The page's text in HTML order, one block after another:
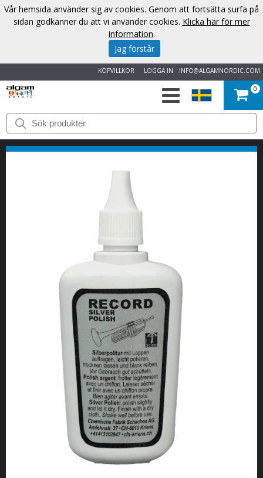
INFO@ALGAMNORDIC.COM
LOGGA IN
KÖPVILLKOR
START
VARUMÄRKEN
KONTAKT
0
Vår hemsida använder sig av cookies. Genom att fortsätta surfa på
sidan godkänner du att vi använder cookies. Klicka här för mer
information.
Jag förstår